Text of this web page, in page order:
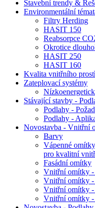
Stavební trendy &
Environmentální
Filtry Herding
HASIT 150
Reabsorpce
Okrotice
HASIT 250
HASIT 160
Kvalita vnitřního
Zateplovací systémy
Stávající stavby -
Podlahy -
Podlahy -
Novostavba - Vnitřní
Barvy
Vápenné
pro kvalitní
Fasádní omítky
Vnitřní omítky -
Vnitřní omítky -
Vnitřní omítky
Vnitřní omítky -